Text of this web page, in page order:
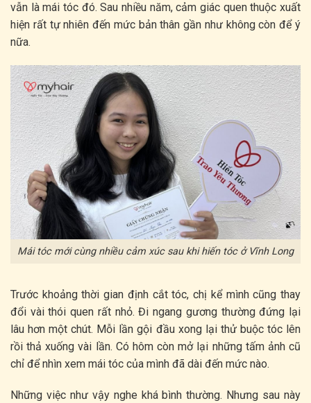
vẫn là mái tóc đó. Sau nhiều năm, cảm giác quen thuộc xuất
hiện rất tự nhiên đến mức bản thân gần như không còn để ý
nữa.
Mái tóc mới cùng nhiều cảm xúc sau khi hiến tóc ở Vĩnh Long
Trước khoảng thời gian định cắt tóc, chị kể mình cũng thay
đổi vài thói quen rất nhỏ. Đi ngang gương thường đứng lại
lâu hơn một chút. Mỗi lần gội đầu xong lại thử buộc tóc lên
rồi thả xuống vài lần. Có hôm còn mở lại những tấm ảnh cũ
chỉ để nhìn xem mái tóc của mình đã dài đến mức nào.
Những việc như vậy nghe khá bình thường. Nhưng sau này